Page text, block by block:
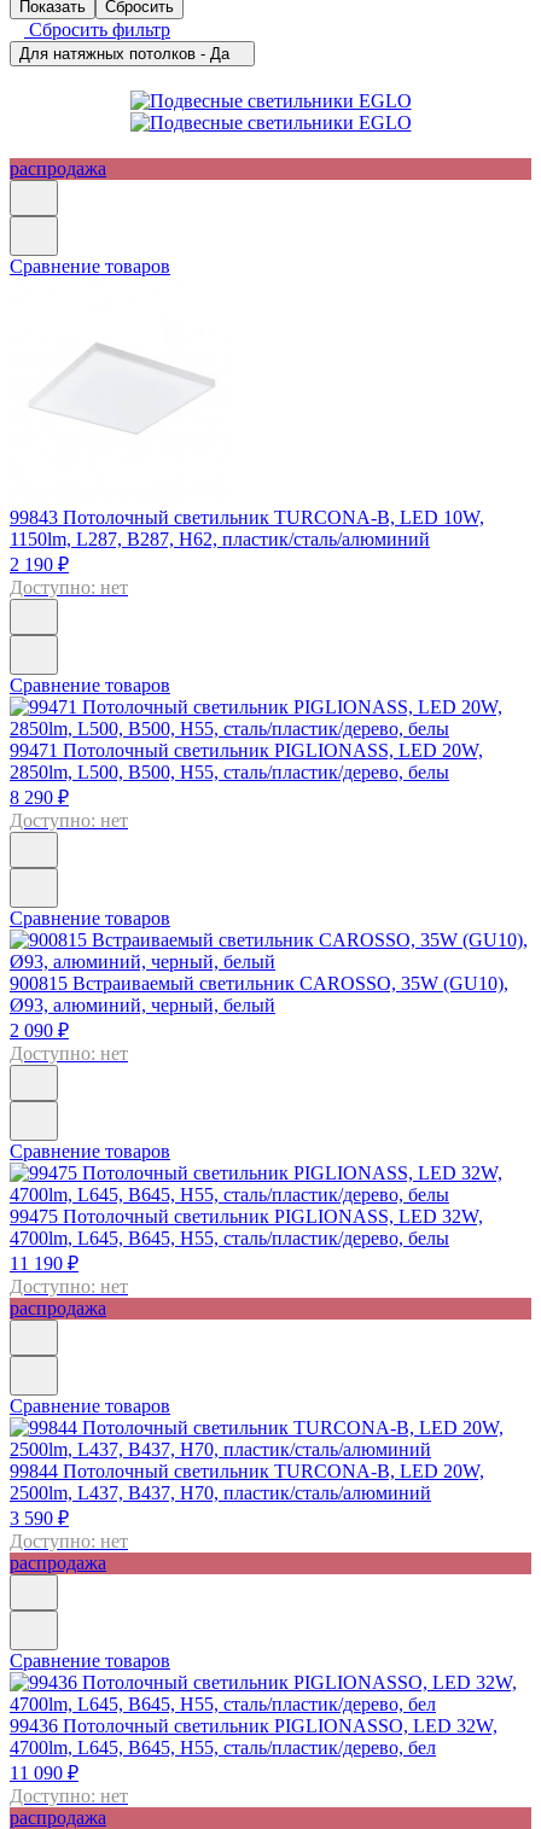
Сбросить фильтр
Для натяжных потолков - Да
распродажа
Сравнение товаров
99843 Потолочный светильник TURCONA-B, LED 10W,
1150lm, L287, B287, H62, пластик/сталь/алюминий
2 190 ₽
Доступно: нет
Сравнение товаров
99471 Потолочный светильник PIGLIONASS, LED 20W,
2850lm, L500, B500, H55, сталь/пластик/дерево, белы
8 290 ₽
Доступно: нет
Сравнение товаров
900815 Встраиваемый светильник CAROSSO, 35W (GU10),
Ø93, алюминий, черный, белый
2 090 ₽
Доступно: нет
Сравнение товаров
99475 Потолочный светильник PIGLIONASS, LED 32W,
4700lm, L645, B645, H55, сталь/пластик/дерево, белы
11 190 ₽
Доступно: нет
распродажа
Сравнение товаров
99844 Потолочный светильник TURCONA-B, LED 20W,
2500lm, L437, B437, H70, пластик/сталь/алюминий
3 590 ₽
Доступно: нет
распродажа
Сравнение товаров
99436 Потолочный светильник PIGLIONASSO, LED 32W,
4700lm, L645, B645, H55, сталь/пластик/дерево, бел
11 090 ₽
Доступно: нет
распродажа